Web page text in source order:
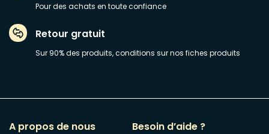
Pour des achats en toute confiance
Retour gratuit
Sur 90% des produits, conditions sur nos fiches produits
A propos de nous Besoin d’aide ?